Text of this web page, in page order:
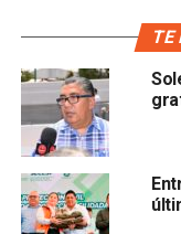
Secretaría de la
las armas de fuego
quien posea alguna
de manera
remuneración
y la condición en la
TE